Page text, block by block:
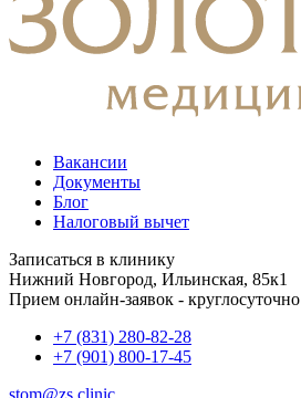
Вакансии
Документы
Блог
Налоговый вычет
Записаться в клинику
Нижний Новгород, Ильинская, 85к1
Прием онлайн-заявок - круглосуточно
+7 (831) 280-82-28
+7 (901) 800-17-45
stom@zs.clinic